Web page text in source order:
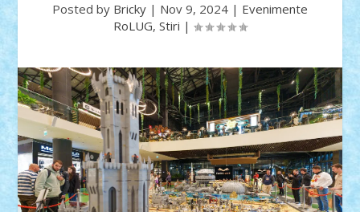
Posted by Bricky | Nov 9, 2024 | Evenimente
RoLUG, Stiri |